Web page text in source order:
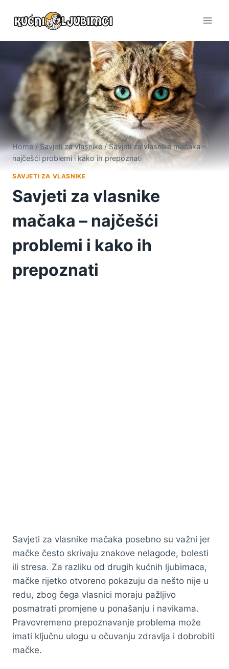
Home / Savjeti za vlasnike / Savjeti za vlasnike mačaka –
najčešći problemi i kako ih prepoznati
SAVJETI ZA VLASNIKE
Savjeti za vlasnike
mačaka – najčešći
problemi i kako ih
prepoznati
Savjeti za vlasnike mačaka posebno su važni jer
mačke često skrivaju znakove nelagode, bolesti
ili stresa. Za razliku od drugih kućnih ljubimaca,
mačke rijetko otvoreno pokazuju da nešto nije u
redu, zbog čega vlasnici moraju pažljivo
posmatrati promjene u ponašanju i navikama.
Pravovremeno prepoznavanje problema može
imati ključnu ulogu u očuvanju zdravlja i dobrobiti
mačke.